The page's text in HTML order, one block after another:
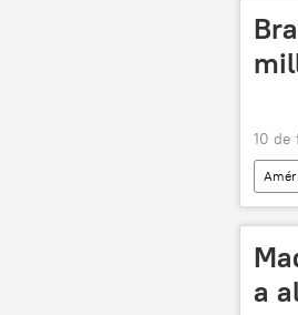
10 de
a